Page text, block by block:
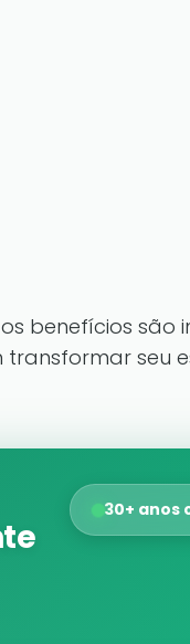
benefícios são
seu
30+ anos